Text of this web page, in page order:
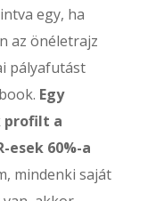
egy, ha
az önéletrajz
pályafutást
Egy
profilt a
esek 60%-a
mindenki saját